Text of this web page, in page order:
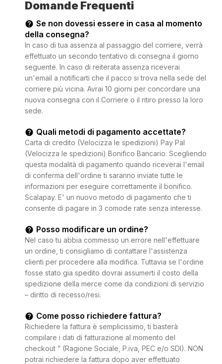
Domande Frequenti
Se non dovessi essere in casa al momento
della consegna?
In caso di tua assenza al passaggio del corriere, verrà
effettuato un secondo tentativo di consegna il giorno
seguente. In caso di reiterata assenza riceverai
un'email a notificarti che il pacco si trova nella sede del
corriere più vicina. Avrai 10 giorni per concordare una
nuova consegna con il Corriere o il ritiro presso la loro
sede.
Quali metodi di pagamento accettate?
Carta di credito (Velocizza le spedizioni) Pay Pal
(Velocizza le spedizioni) Bonifico Bancario. Scegliendo
questa modalità di pagamento quando riceverai l'email
di conferma dell'ordine ti saranno inviate tutte le
informazioni per eseguire correttamente il bonifico.
Scalapay. E' un nuovo metodo di pagamento che ti
consente di pagare in 3 comode rate senza interesse.
Posso modificare un ordine?
Nel caso tu abbia commesso un errore nell'effettuare
un ordine, ti consigliamo di contattare l'assistenza
clienti per procedere alla modifica. Tuttavia se l'ordine
fosse stato gia spedito dovrai assumerti il costo della
spedizione della merce come da condizioni di servizio
– diritto di recesso/resi.
Come posso richiedere fattura?
Richiedere la fattura è semplicissimo, ti basterà
compilare i dati di fatturazione al momento del
checkout ” (Ragione Sociale, P.iva, PEC e/o SDI). NON
potrai richiedere la fattura dopo aver effettuato